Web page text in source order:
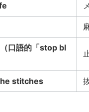
口語的「stop bl
stitches